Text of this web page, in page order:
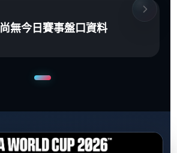
無今日賽事盤口資料